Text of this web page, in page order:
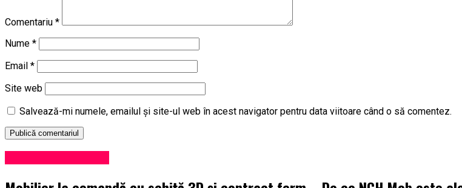
Comentariu *
Nume *
Email *
Site web
Salvează-mi numele, emailul și site-ul web în acest navigator pentru data viitoare când o să comentez.